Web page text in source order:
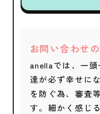
お問い合わせ
anellaでは、一
達が必ず幸せに
を防ぐ為、審査
す。細かく感じ